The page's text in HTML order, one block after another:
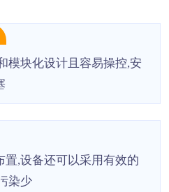
模块化设计且容易操控,安
置,设备还可以采用有效的
染少